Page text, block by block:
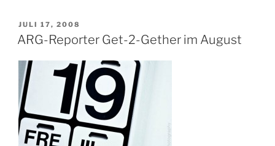
VERÖFFENTLICHT
AM
JULI 17, 2008
ARG-Reporter Get-2-Gether im August